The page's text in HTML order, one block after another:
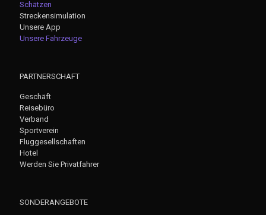
Schätzen
Streckensimulation
Unsere App
Unsere Fahrzeuge
PARTNERSCHAFT
Geschäft
Reisebüro
Verband
Sportverein
Fluggesellschaften
Hotel
Werden Sie Privatfahrer
SONDERANGEBOTE